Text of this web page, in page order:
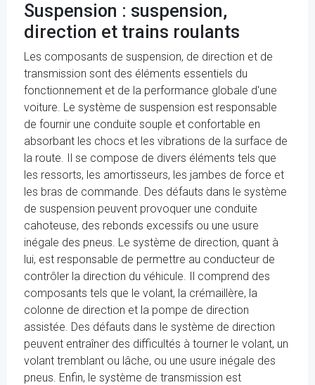
Suspension : suspension,
direction et trains roulants
Les composants de suspension, de direction et de
transmission sont des éléments essentiels du
fonctionnement et de la performance globale d'une
voiture. Le système de suspension est responsable
de fournir une conduite souple et confortable en
absorbant les chocs et les vibrations de la surface de
la route. Il se compose de divers éléments tels que
les ressorts, les amortisseurs, les jambes de force et
les bras de commande. Des défauts dans le système
de suspension peuvent provoquer une conduite
cahoteuse, des rebonds excessifs ou une usure
inégale des pneus. Le système de direction, quant à
lui, est responsable de permettre au conducteur de
contrôler la direction du véhicule. Il comprend des
composants tels que le volant, la crémaillère, la
colonne de direction et la pompe de direction
assistée. Des défauts dans le système de direction
peuvent entraîner des difficultés à tourner le volant, un
volant tremblant ou lâche, ou une usure inégale des
pneus. Enfin, le système de transmission est